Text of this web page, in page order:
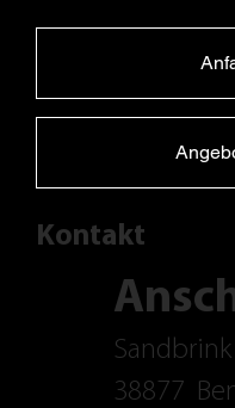
Kontakt
38877
Sandbrink